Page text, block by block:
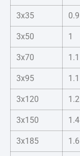
3x35 0.9
3x50 1
3x70 1.1
3x95 1.1
3x120 1.2
3x150 1.4
3x185 1.6